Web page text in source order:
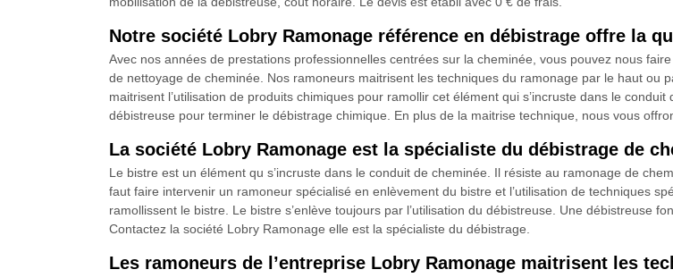
Notre société Lobry Ramonage référence en débistrage offre la
Avec nos années de prestations professionnelles centrées sur la cheminée, vous pouvez nous
de nettoyage de cheminée. Nos ramoneurs maitrisent les techniques du ramonage par le haut ou
maitrisent l’utilisation de produits chimiques pour ramollir cet élément qui s’incruste dans le
débistreuse pour terminer le débistrage chimique. En plus de la maitrise technique, nous vous
La société Lobry Ramonage est la spécialiste du débistrage de
Le bistre est un élément qu s’incruste dans le conduit de cheminée. Il résiste au ramonage de
faut faire intervenir un ramoneur spécialisé en enlèvement du bistre et l’utilisation de techniques
ramollissent le bistre. Le bistre s’enlève toujours par l’utilisation du débistreuse. Une débistreuse
Contactez la société Lobry Ramonage elle est la spécialiste du débistrage.
Les ramoneurs de l’entreprise Lobry Ramonage maitrisent les